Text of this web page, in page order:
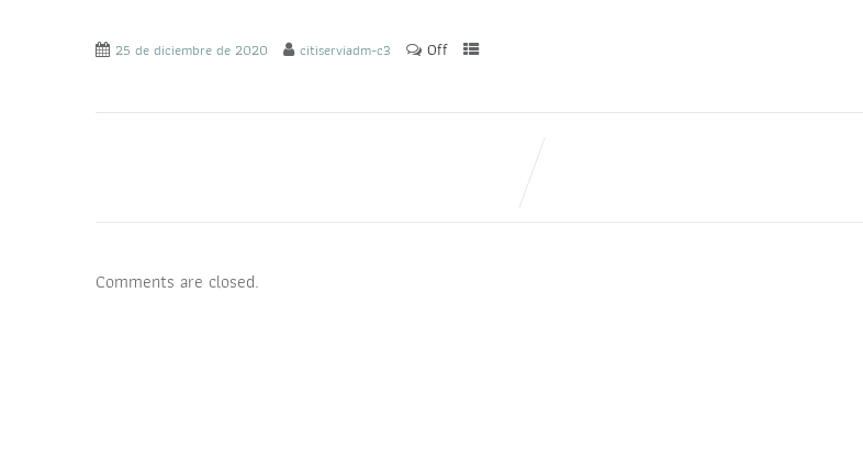
25 de diciembre de 2020 citiserviadm-c3 Off
Comments are closed.